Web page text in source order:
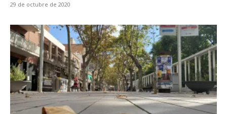
29 de octubre de 2020